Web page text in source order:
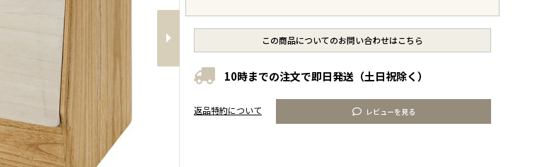
10時までの注文で即日発送（土日祝除く）
この商品についてのお問い合わせはこちら
レビューを見る
返品特約について